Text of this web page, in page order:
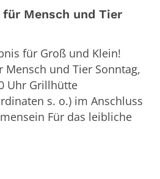
Mensch und Tier
für Groß und Klein!
und Tier Sonntag,
Uhr Grillhütte
s. o.) im Anschluss
Für das leibliche